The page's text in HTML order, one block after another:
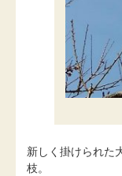
新しく掛けられた
枝。